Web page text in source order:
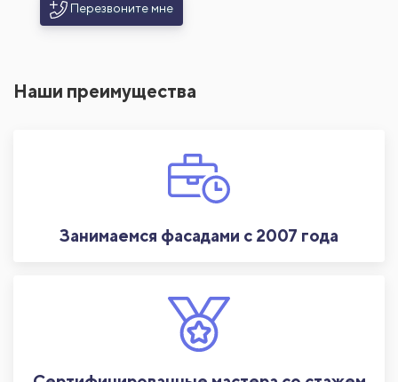
Перезвоните мне
Наши преимущества
Занимаемся фасадами с 2007 года